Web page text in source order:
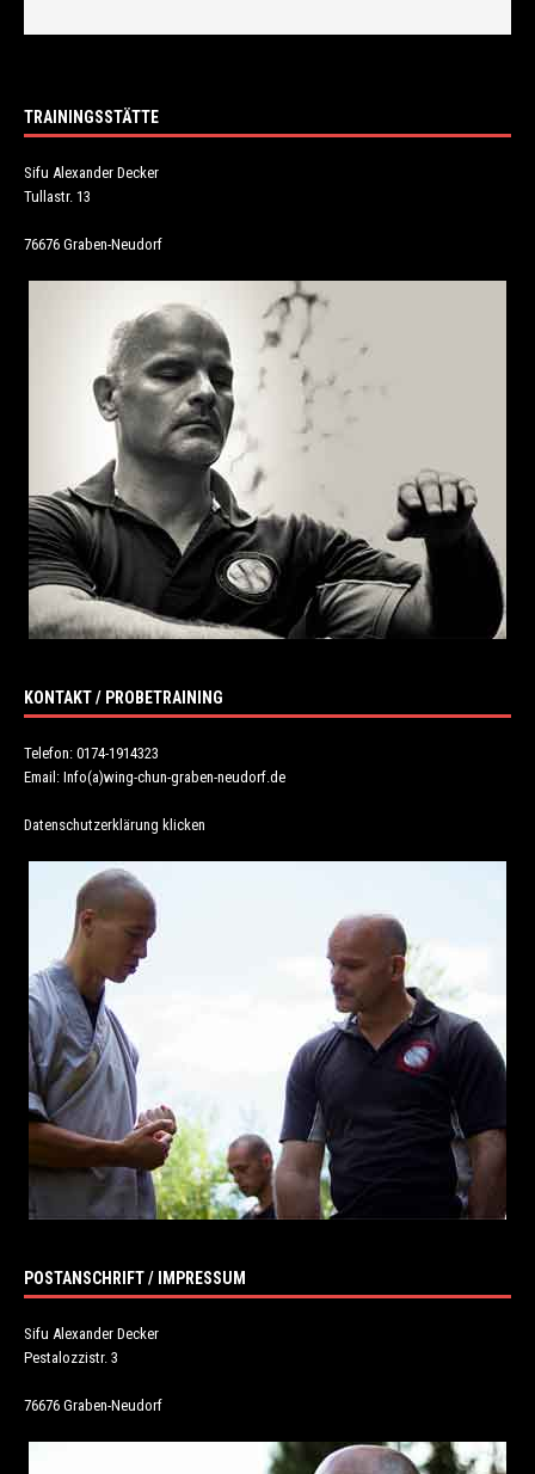
TRAININGSSTÄTTE
Sifu Alexander Decker
Tullastr. 13
76676 Graben-Neudorf
KONTAKT / PROBETRAINING
Telefon: 0174-1914323
Email: Info(a)wing-chun-graben-neudorf.de
Datenschutzerklärung klicken
POSTANSCHRIFT / IMPRESSUM
Sifu Alexander Decker
Pestalozzistr. 3
76676 Graben-Neudorf